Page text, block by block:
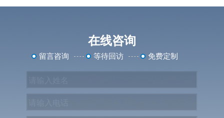
在线咨询
留言咨询 等待回访 免费定制